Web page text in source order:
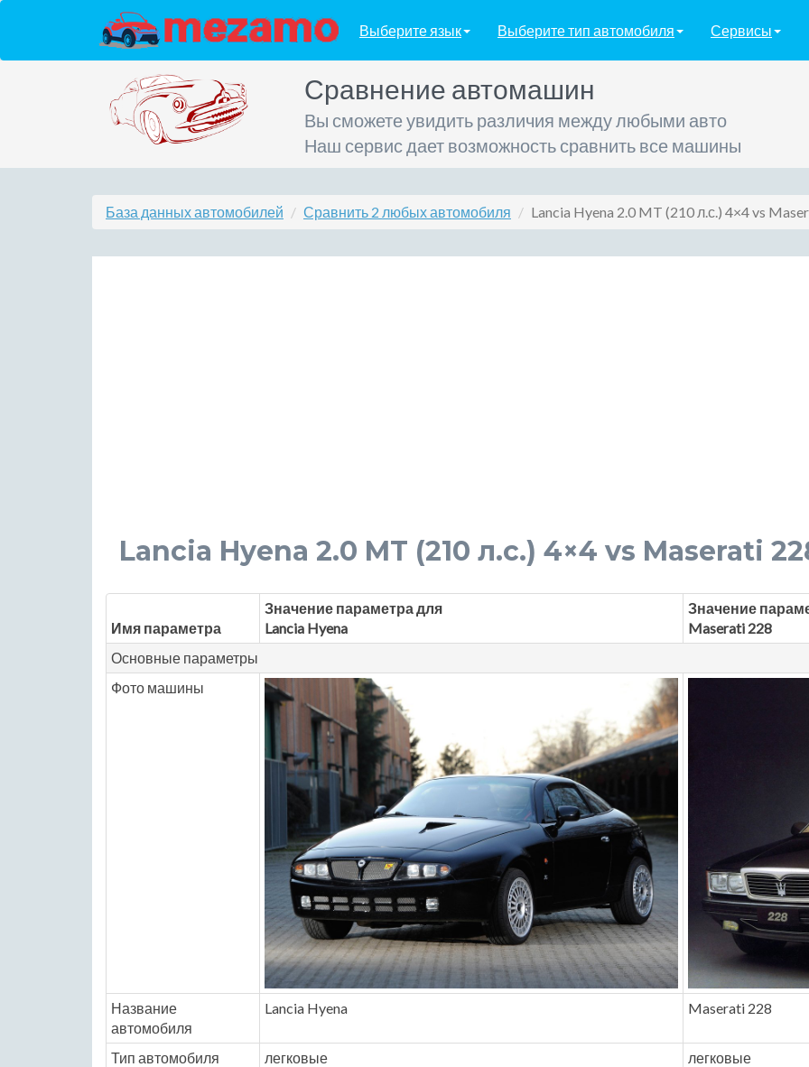
Выберите язык Выберите тип автомобиля Сервисы
Сравнение автомашин
Вы сможете увидить различия между любыми авто
Наш сервис дает возможность сравнить все машины
База данных автомобилей Сравнить 2 любых автомобиля Lancia Hyena 2.0 MT (210 л.с.) 4×4 vs
Lancia Hyena 2.0 MT (210 л.с.) 4×4 vs Maserati
Имя параметра
Значение параметра для
Lancia Hyena
Значение
Maserati 228
Основные параметры
Фото машины
Название
автомобиля
Lancia Hyena Maserati 228
Тип автомобиля легковые
легковые